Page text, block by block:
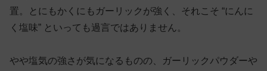
置。とにもかくにもガーリックが強く、それこそ “にんに
く塩味” といっても過言ではありません。
やや塩気の強さが気になるものの、ガーリックパウダーや